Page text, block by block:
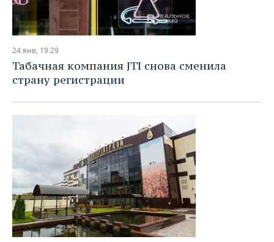
24 янв, 19:29
Табачная компания JTI снова сменила
страну регистрации